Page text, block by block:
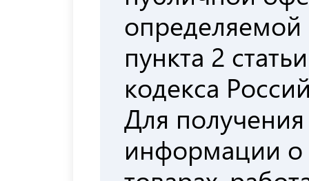
пункта 2
кодекса
Для
информации о